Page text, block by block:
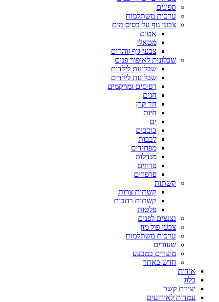
ספוגים
ערכות משתלמות
צבעי גוף על בסיס מים
אטום
מטאלי
צבעי גוף זוהרים
שבלונות לאיפור פנים
שבלונות לילדות
שבלונות לילדים
דפוסים ומרקמים
חגים
חד קרן
חיות
ים
כוכבים
לבבות
מפחידים
מנדלות
פרחים
פרפרים
קשתות
קשתות צרות
קשתות רחבות
פלטות
נצנצים לפנים
צבעי פול מון
ערכות משתלמות
שעורים
מוצרים במבצע
חדש באתר
אודות
בלוג
יצירת קשר
עמדות לאירועים